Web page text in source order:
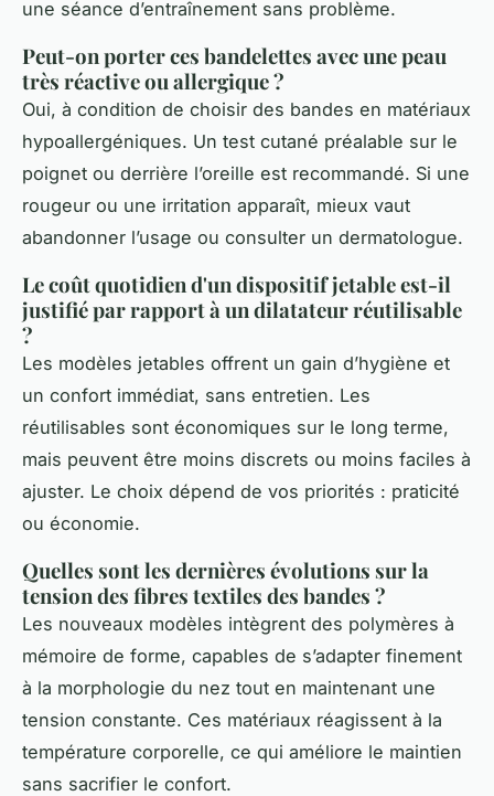
une séance d’entraînement sans problème.
Peut-on porter ces bandelettes avec une peau
très réactive ou allergique ?
Oui, à condition de choisir des bandes en matériaux
hypoallergéniques. Un test cutané préalable sur le
poignet ou derrière l’oreille est recommandé. Si une
rougeur ou une irritation apparaît, mieux vaut
abandonner l’usage ou consulter un dermatologue.
Le coût quotidien d'un dispositif jetable est-il
justifié par rapport à un dilatateur réutilisable
?
Les modèles jetables offrent un gain d’hygiène et
un confort immédiat, sans entretien. Les
réutilisables sont économiques sur le long terme,
mais peuvent être moins discrets ou moins faciles à
ajuster. Le choix dépend de vos priorités : praticité
ou économie.
Quelles sont les dernières évolutions sur la
tension des fibres textiles des bandes ?
Les nouveaux modèles intègrent des polymères à
mémoire de forme, capables de s’adapter finement
à la morphologie du nez tout en maintenant une
tension constante. Ces matériaux réagissent à la
température corporelle, ce qui améliore le maintien
sans sacrifier le confort.